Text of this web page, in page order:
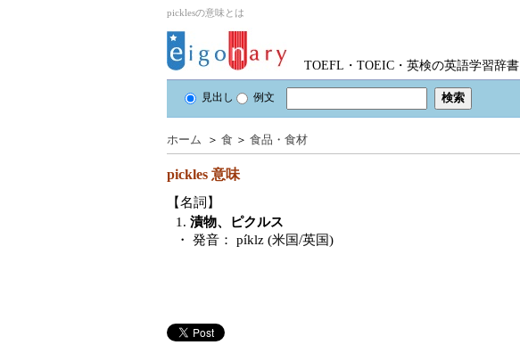
picklesの意味とは
TOEFL・TOEIC・英検の英語学習辞書
見出し 例文
ホーム ＞ 食 ＞ 食品・食材
pickles 意味
【名詞】
1. 漬物、ピクルス
・ 発音：
píklz (米国/英国)